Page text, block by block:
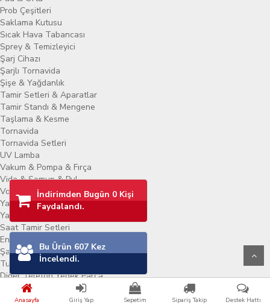
Anasayfa Giriş Yap Sepetim Sipariş Takip Destek Hattı
İndirimden Bugün 0 Kişi
Faydalandı.
Bu Ürün 607 Kez
İncelendi.
Prob Çeşitleri
Saklama Kutusu
Sıcak Hava Tabancası
Sprey & Temizleyici
Şarj Cihazı
Şarjlı Tornavida
Şişe & Yağdanlık
Tamir Setleri & Aparatlar
Tamir Standı & Mengene
Taşlama & Kesme
Tornavida
Tornavida Setleri
UV Lamba
Vakum & Pompa & Fırça
Vida & Somun & Pul
Voltaj Dedektörü
Yankeski & Pense
Yapıştırıcılar
Saat Tamir Setleri
Entegre & Çip
Şarj Soketi
Tuş Takımı
Diğer Telefon Yedek Parça
Telsizler
Telsiz Modelleri